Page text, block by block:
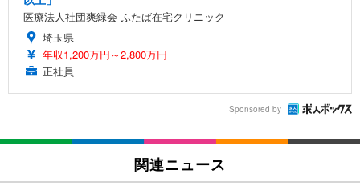
医療法人社団爽緑会 ふたば在宅クリニック
埼玉県
年収1,200万円～2,800万円
正社員
Sponsored by
関連ニュース